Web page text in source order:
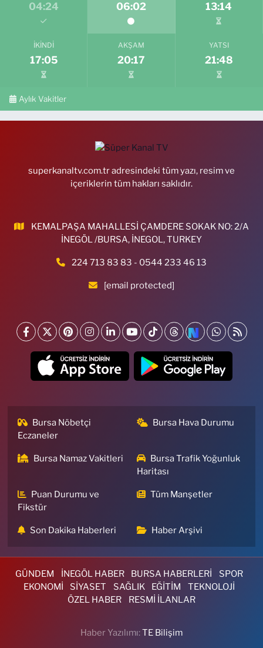
04:24 06:02 13:14
İKINDI
17:05
AKŞAM
20:17
YATSI
21:48
Aylık Vakitler
superkanaltv.com.tr adresindeki tüm yazı, resim ve
içeriklerin tüm hakları saklıdır.
KEMALPAŞA MAHALLESİ ÇAMDERE SOKAK NO: 2/A
İNEGÖL /BURSA, İNEGOL, TURKEY
224 713 83 83 - 0544 233 46 13
[email protected]
Bursa Nöbetçi
Eczaneler
Bursa Hava Durumu
Bursa Namaz Vakitleri
Bursa Trafik Yoğunluk
Haritası
Puan Durumu ve
Fikstür
Tüm Manşetler
Son Dakika Haberleri Haber Arşivi
GÜNDEM İNEGÖL HABER BURSA HABERLERİ
SPOR
EKONOMİ
SİYASET SAĞLIK EĞİTİM
TEKNOLOJİ
ÖZEL HABER
RESMİ İLANLAR
Haber Yazılımı:TE Bilişim